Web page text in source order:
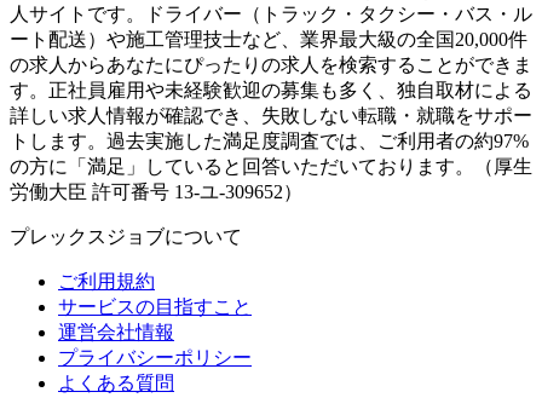
人サイトです。ドライバー（トラック・タクシー・バス・ル
ート配送）や施工管理技士など、業界最大級の全国20,000件
の求人からあなたにぴったりの求人を検索することができま
す。正社員雇用や未経験歓迎の募集も多く、独自取材による
詳しい求人情報が確認でき、失敗しない転職・就職をサポー
トします。過去実施した満足度調査では、ご利用者の約97%
の方に「満足」していると回答いただいております。（厚生
労働大臣 許可番号 13-ユ-309652）
プレックスジョブについて
ご利用規約
サービスの目指すこと
運営会社情報
プライバシーポリシー
よくある質問